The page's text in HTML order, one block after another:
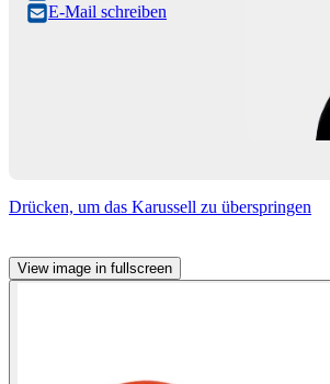
E-Mail schreiben
Drücken, um das Karussell zu überspringen
View image in fullscreen